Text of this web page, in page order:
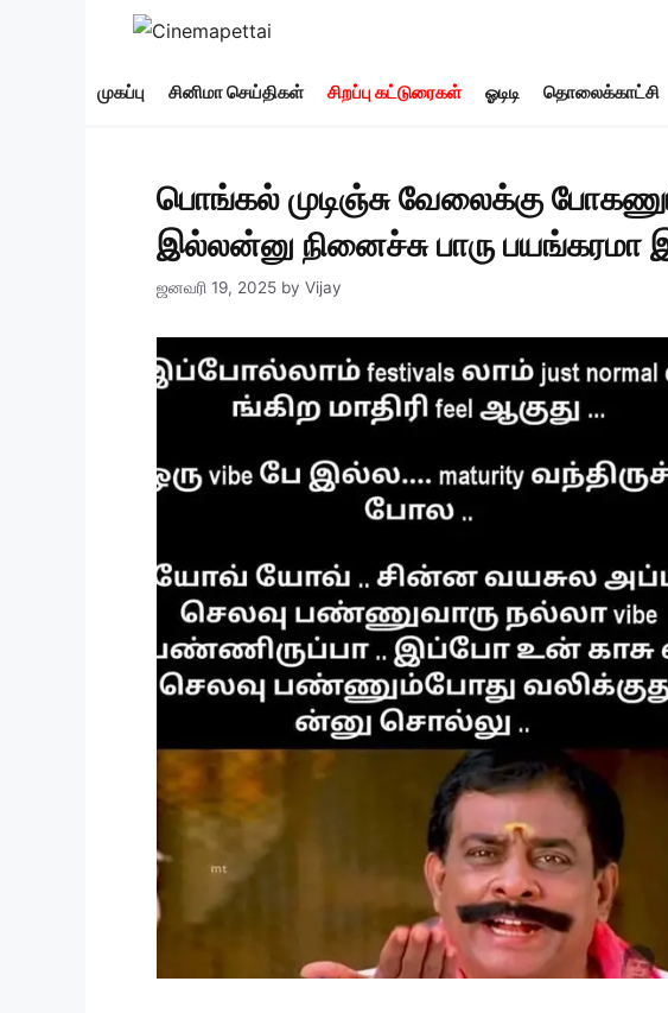
முகப்பு சினிமா செய்திகள் சிறப்பு கட்டுரைகள் ஓடிடி தொலைக்காட்சி
பொங்கல் முடிஞ்சு வேலைக்கு
இல்லன்னு நினைச்சு பாரு பயங்கரமா
ஜனவரி 19, 2025 by Vijay